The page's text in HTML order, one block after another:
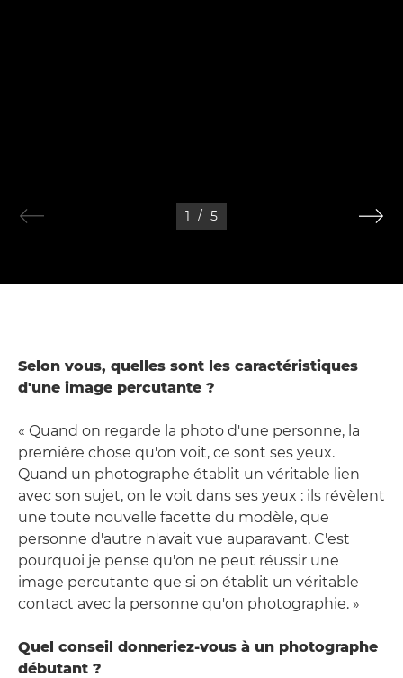
1 / 5
Selon vous, quelles sont les caractéristiques
d'une image percutante ?
« Quand on regarde la photo d'une personne, la
première chose qu'on voit, ce sont ses yeux.
Quand un photographe établit un véritable lien
avec son sujet, on le voit dans ses yeux : ils révèlent
une toute nouvelle facette du modèle, que
personne d'autre n'avait vue auparavant. C'est
pourquoi je pense qu'on ne peut réussir une
image percutante que si on établit un véritable
contact avec la personne qu'on photographie. »
Quel conseil donneriez-vous à un photographe
débutant ?